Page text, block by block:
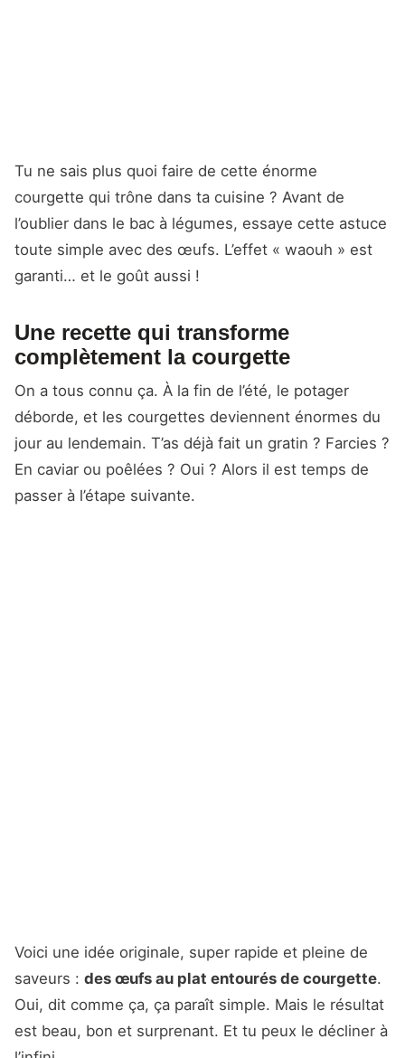
Tu ne sais plus quoi faire de cette énorme
courgette qui trône dans ta cuisine ? Avant de
l’oublier dans le bac à légumes, essaye cette astuce
toute simple avec des œufs. L’effet « waouh » est
garanti… et le goût aussi !
Une recette qui transforme
complètement la courgette
On a tous connu ça. À la fin de l’été, le potager
déborde, et les courgettes deviennent énormes du
jour au lendemain. T’as déjà fait un gratin ? Farcies ?
En caviar ou poêlées ? Oui ? Alors il est temps de
passer à l’étape suivante.
Voici une idée originale, super rapide et pleine de
saveurs : des œufs au plat entourés de courgette.
Oui, dit comme ça, ça paraît simple. Mais le résultat
est beau, bon et surprenant. Et tu peux le décliner à